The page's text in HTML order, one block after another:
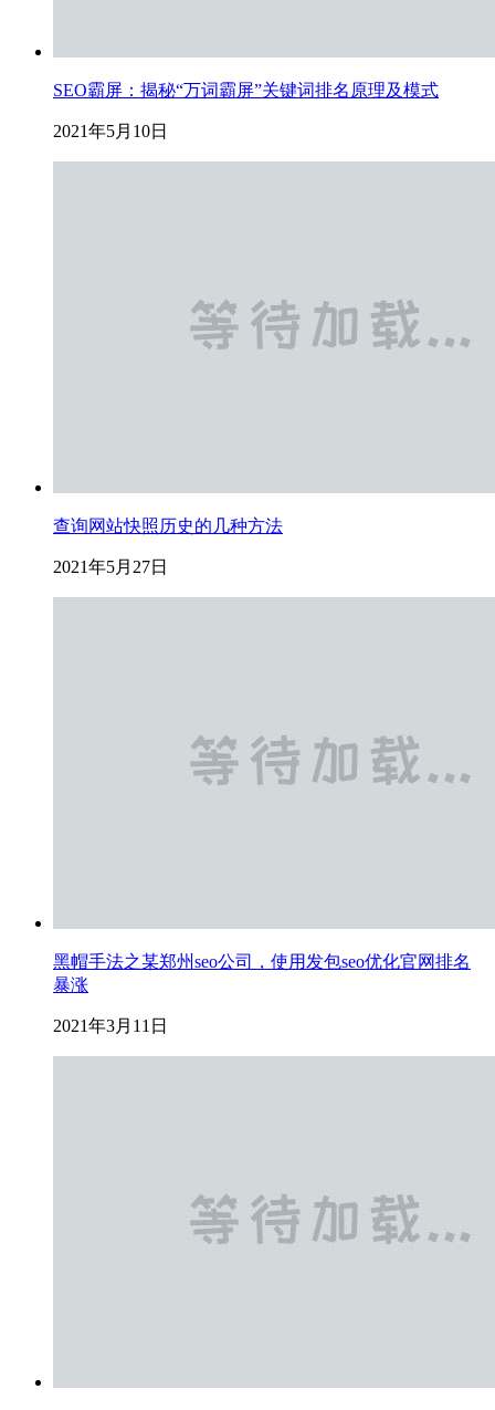
SEO霸屏：揭秘“万词霸屏”关键词排名原理及模式
2021年5月10日
查询网站快照历史的几种方法
2021年5月27日
黑帽手法之某郑州seo公司，使用发包seo优化官网排名
暴涨
2021年3月11日